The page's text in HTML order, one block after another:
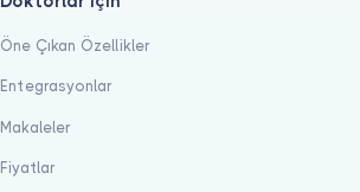
Öne Çıkan Özellikler
Entegrasyonlar
Makaleler
Fiyatlar